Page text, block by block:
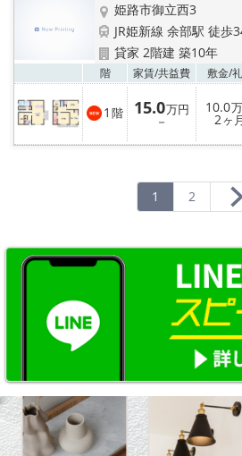
姫路市御立西3
JR姫新線 余部駅 徒歩
貸家 2階建 築10年
階 家賃/共益費 敷金/
1 階 15.0万円
－
10.0
2ヶ月
1 2